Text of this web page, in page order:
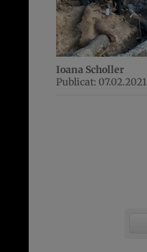
Ioana Scholler
Publicat: 07.02.2021